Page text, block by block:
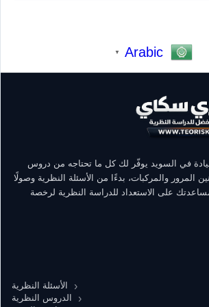
Arabic
▼
في السويد يوفّر لك كل ما تحتاجه من دروس
المرور والمركبات، بدءًا من الأسئلة النظرية وصولًا
على الاستعداد للدراسة النظرية لرخصة
الأسئلة النظرية
الدروس النظرية